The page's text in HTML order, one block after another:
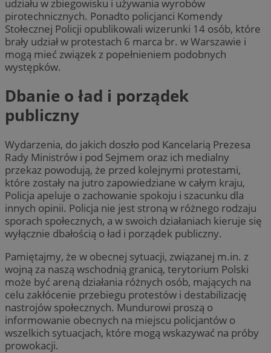
udziału w zbiegowisku i używania wyrobów
pirotechnicznych. Ponadto policjanci Komendy
Stołecznej Policji opublikowali wizerunki 14 osób, które
brały udział w protestach 6 marca br. w Warszawie i
mogą mieć związek z popełnieniem podobnych
występków.
Dbanie o ład i porządek
publiczny
Wydarzenia, do jakich doszło pod Kancelarią Prezesa
Rady Ministrów i pod Sejmem oraz ich medialny
przekaz powodują, że przed kolejnymi protestami,
które zostały na jutro zapowiedziane w całym kraju,
Policja apeluje o zachowanie spokoju i szacunku dla
innych opinii. Policja nie jest stroną w różnego rodzaju
sporach społecznych, a w swoich działaniach kieruje się
wyłącznie dbałością o ład i porządek publiczny.
Pamiętajmy, że w obecnej sytuacji, związanej m.in. z
wojną za naszą wschodnią granicą, terytorium Polski
może być areną działania różnych osób, mających na
celu zakłócenie przebiegu protestów i destabilizację
nastrojów społecznych. Mundurowi proszą o
informowanie obecnych na miejscu policjantów o
wszelkich sytuacjach, które mogą wskazywać na próby
prowokacji.